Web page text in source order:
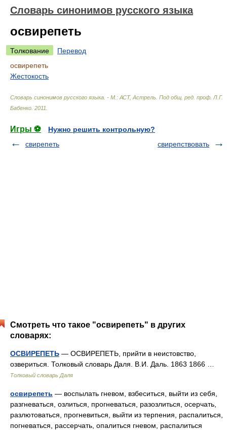
Словарь синонимов русского языка
освирепеть
Толкование
Перевод
освирепеть
Жестокость
Словарь синонимов русского языка. - М.: АСТ, Астрель Под общ. ред. проф. Л.Г.
Бабенко 2011
Игры ⚽
Нужно решить контрольную?
свирепеть
свирепствовать
Смотреть что такое "освирепеть" в других
словарях:
ОСВИРЕПЕТЬ — ОСВИРЕПЕТЬ, прийти в неистовство,
озвериться. Толковый словарь Даля. В.И. Даль. 1863 1866 …
Толковый словарь Даля
освирепеть — воспылать гневом, взбеситься, выйти из себя,
разгневаться, озлиться, прогневаться, разозлиться, осерчать,
разлютоваться, прогневиться, выйти из терпения, распалиться,
погневаться, рассерчать, опалиться гневом, распалиться